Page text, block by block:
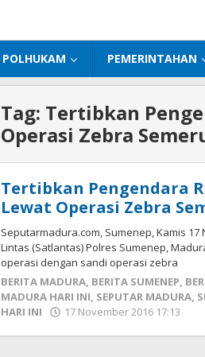
POLHUKAM PEMERINTAHAN
Tag: Tertibkan
Operasi Zebra
Tertibkan Pengendara
Lewat Operasi Zebra
Seputarmadura.com, Sumenep, Kamis 17
Lintas (Satlantas) Polres Sumenep,
operasi dengan sandi operasi zebra
BERITA MADURA, BERITA SUMENEP,
MADURA HARI INI, SEPUTAR MADURA,
HARI INI
17 November 2016 17:13